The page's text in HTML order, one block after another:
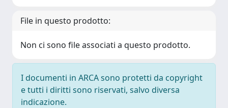
File in questo prodotto:
Non ci sono file associati a questo prodotto.
I documenti in ARCA sono protetti da copyright
e tutti i diritti sono riservati, salvo diversa
indicazione.